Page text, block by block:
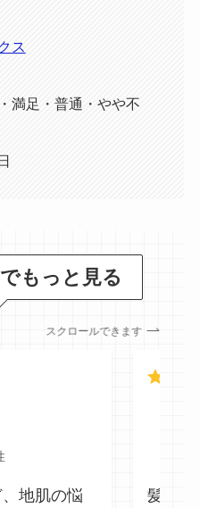
ス
満足・普通・やや不
もっと見る
スクロールできます
地肌の悩
髪の毛